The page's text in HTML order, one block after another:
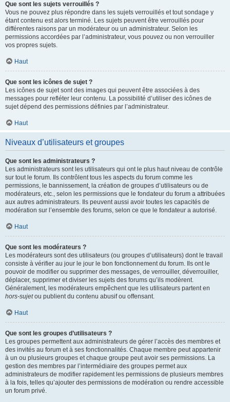
Que sont les sujets verrouillés ?
Vous ne pouvez plus répondre dans les sujets verrouillés et tout sondage y
étant contenu est alors terminé. Les sujets peuvent être verrouillés pour
différentes raisons par un modérateur ou un administrateur. Selon les
permissions accordées par l’administrateur, vous pouvez ou non verrouiller
vos propres sujets.
Haut
Que sont les icônes de sujet ?
Les icônes de sujet sont des images qui peuvent être associées à des
messages pour refléter leur contenu. La possibilité d’utiliser des icônes de
sujet dépend des permissions définies par l’administrateur.
Haut
Niveaux d’utilisateurs et groupes
Que sont les administrateurs ?
Les administrateurs sont les utilisateurs qui ont le plus haut niveau de contrôle
sur tout le forum. Ils contrôlent tous les aspects du forum comme les
permissions, le bannissement, la création de groupes d’utilisateurs ou de
modérateurs, etc., selon les permissions que le fondateur du forum a attribuées
aux autres administrateurs. Ils peuvent aussi avoir toutes les capacités de
modération sur l’ensemble des forums, selon ce que le fondateur a autorisé.
Haut
Que sont les modérateurs ?
Les modérateurs sont des utilisateurs (ou groupes d’utilisateurs) dont le travail
consiste à vérifier au jour le jour le bon fonctionnement du forum. Ils ont le
pouvoir de modifier ou supprimer des messages, de verrouiller, déverrouiller,
déplacer, supprimer et diviser les sujets des forums qu’ils modèrent.
Généralement, les modérateurs empêchent que les utilisateurs partent en
hors-sujetou publient du contenu abusif ou offensant.
Haut
Que sont les groupes d’utilisateurs ?
Les groupes permettent aux administrateurs de gérer l’accès des membres et
des invités au forum et à ses fonctionnalités. Chaque membre peut appartenir
à un ou plusieurs groupes et chaque groupe peut avoir ses permissions. La
gestion des membres par l’intermédiaire des groupes permet aux
administrateurs de modifier rapidement les permissions de plusieurs membres
à la fois, telles qu’ajouter des permissions de modération ou rendre accessible
un forum privé.